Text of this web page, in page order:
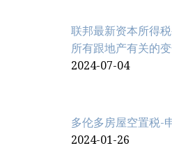
联邦最新资本所得
所有跟地产有关的
2024-07-04
多伦多房屋空置税-
2024-01-26